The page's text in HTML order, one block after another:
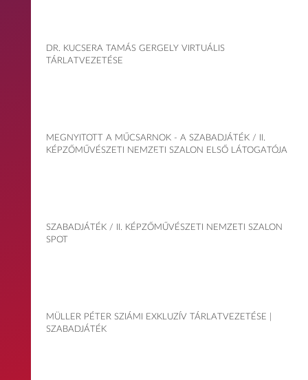
DR. KUCSERA TAMÁS GERGELY VIRTUÁLIS
TÁRLATVEZETÉSE
MEGNYITOTT A MŰCSARNOK - A SZABADJÁTÉK / II.
KÉPZŐMŰVÉSZETI NEMZETI SZALON ELSŐ LÁTOGATÓJA
SZABADJÁTÉK / II. KÉPZŐMŰVÉSZETI NEMZETI SZALON
SPOT
MÜLLER PÉTER SZIÁMI EXKLUZÍV TÁRLATVEZETÉSE |
SZABADJÁTÉK